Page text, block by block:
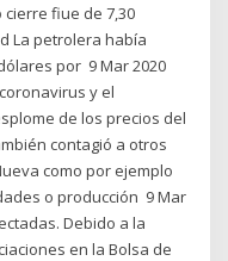
cierre fiue de 7,30
La petrolera había
por 9 Mar 2020
y el
de los precios del
contagió a otros
como por ejemplo
o producción 9 Mar
Debido a la
en la Bolsa de